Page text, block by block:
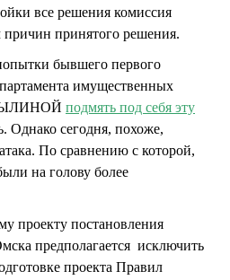
все решения комиссия
причин принятого решения.
бывшего первого
имущественных
подмять под себя эту
Однако сегодня, похоже,
По сравнению с которой,
на голову более
проекту постановления
предполагается исключить
проекта Правил